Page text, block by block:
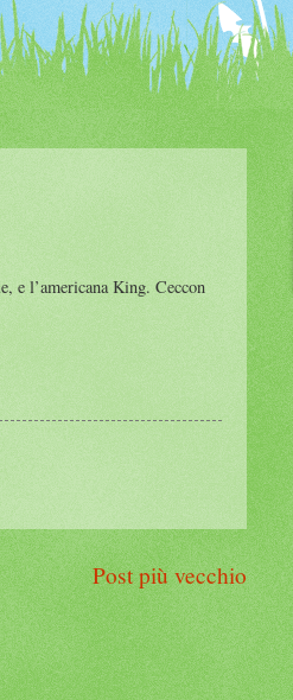
e l’americana King. Ceccon
Post più vecchio